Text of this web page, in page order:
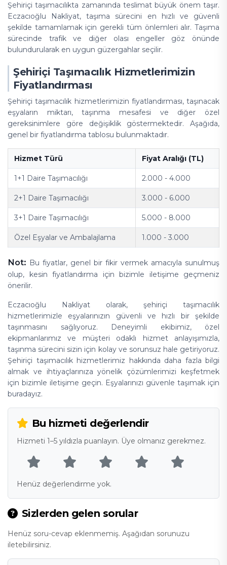
Şehiriçi taşımacılıkta zamanında teslimat büyük önem taşır.
Eczacıoğlu Nakliyat, taşıma sürecini en hızlı ve güvenli
şekilde tamamlamak için gerekli tüm önlemleri alır. Taşıma
sürecinde trafik ve diğer olası engeller göz önünde
bulundurularak en uygun güzergahlar seçilir.
Şehiriçi Taşımacılık Hizmetlerimizin
Fiyatlandırması
Şehiriçi taşımacılık hizmetlerimizin fiyatlandırması, taşınacak
eşyaların miktarı, taşınma mesafesi ve diğer özel
gereksinimlere göre değişiklik göstermektedir. Aşağıda,
genel bir fiyatlandırma tablosu bulunmaktadır.
Hizmet Türü Fiyat Aralığı (TL)
1+1 Daire Taşımacılığı 2.000 - 4.000
2+1 Daire Taşımacılığı 3.000 - 6.000
3+1 Daire Taşımacılığı 5.000 - 8.000
Özel Eşyalar ve Ambalajlama 1.000 - 3.000
Not: Bu fiyatlar, genel bir fikir vermek amacıyla sunulmuş
olup, kesin fiyatlandırma için bizimle iletişime geçmeniz
önerilir.
Eczacıoğlu Nakliyat olarak, şehiriçi taşımacılık
hizmetlerimizle eşyalarınızın güvenli ve hızlı bir şekilde
taşınmasını sağlıyoruz. Deneyimli ekibimiz, özel
ekipmanlarımız ve müşteri odaklı hizmet anlayışımızla,
taşınma sürecini sizin için kolay ve sorunsuz hale getiriyoruz.
Şehiriçi taşımacılık hizmetlerimiz hakkında daha fazla bilgi
almak ve ihtiyaçlarınıza yönelik çözümlerimizi keşfetmek
için bizimle iletişime geçin. Eşyalarınızı güvenle taşımak için
buradayız.
Bu hizmeti değerlendir
Hizmeti 1–5 yıldızla puanlayın. Üye olmanız gerekmez.
Henüz değerlendirme yok.
Sizlerden gelen sorular
Henüz soru-cevap eklenmemiş. Aşağıdan sorunuzu
iletebilirsiniz.